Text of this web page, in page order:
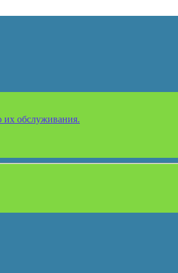
их обслуживания.